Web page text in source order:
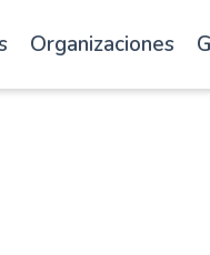
Organizaciones